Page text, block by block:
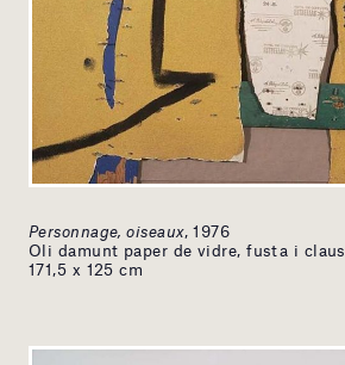
Personnage, oiseaux, 1976
Oli damunt paper de vidre, fusta i claus
171,5 x 125 cm